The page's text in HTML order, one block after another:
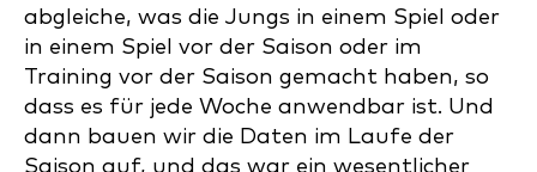
abgleiche, was die Jungs in einem Spiel oder
in einem Spiel vor der Saison oder im
Training vor der Saison gemacht haben, so
dass es für jede Woche anwendbar ist. Und
dann bauen wir die Daten im Laufe der
Saison auf, und das war ein wesentlicher